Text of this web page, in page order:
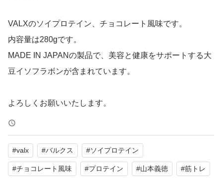
VALXのソイプロテイン、チョコレート風味です。
内容量は280gです。
MADE IN JAPANの製品で、美容と健康をサポートする大
豆イソフラボンが含まれています。
よろしくお願いいたします。
#valx #バルクス #ソイプロテイン
#チョコレート風味 #プロテイン #山本義徳 #筋トレ